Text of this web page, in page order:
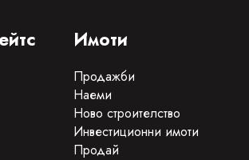
Имоти
Продажби
Наеми
Ново строителство
Инвестиционни имоти
Продай